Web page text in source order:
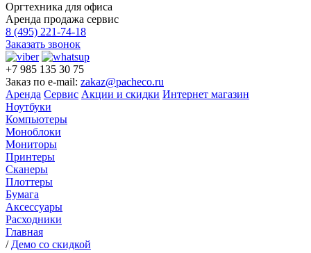
Оргтехника для офиса
Аренда продажа сервис
8 (495) 221-74-18
Заказать звонок
+7 985 135 30 75
Заказ по e-mail: zakaz@pacheco.ru
Аренда Сервис Акции и скидки Интернет магазин
Ноутбуки
Компьютеры
Моноблоки
Мониторы
Принтеры
Сканеры
Плоттеры
Бумага
Аксессуары
Расходники
Главная
/ Демо со скидкой